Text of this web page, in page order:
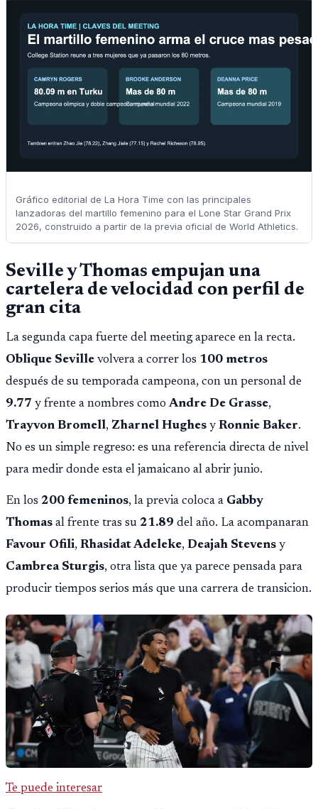
Gráfico editorial de La Hora Time con las principales
lanzadoras del martillo femenino para el Lone Star Grand Prix
2026, construido a partir de la previa oficial de World Athletics.
Seville y Thomas empujan una
cartelera de velocidad con perfil de
gran cita
La segunda capa fuerte del meeting aparece en la recta.
Oblique Seville volvera a correr los 100 metros
después de su temporada campeona, con un personal de
9.77 y frente a nombres comoAndre De Grasse,
Trayvon Bromell, Zharnel Hughes y Ronnie Baker.
No es un simple regreso: es una referencia directa de nivel
para medir donde esta el jamaicano al abrir junio.
En los 200 femeninos, la previa coloca a Gabby
Thomas al frente tras su 21.89 del año. La acompanaran
Favour Ofili, Rhasidat Adeleke, Deajah Stevens y
Cambrea Sturgis, otra lista que ya parece pensada para
producir tiempos serios más que una carrera de transicion.
Te puede interesar